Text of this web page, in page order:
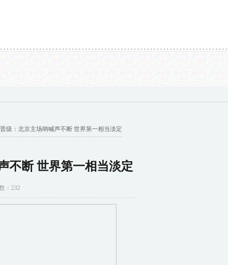
同比增长5%，外贸数据表现亮眼...
级：北京主场呐喊声不断 世界第一相当淡定
不断 世界第一相当淡定
：232